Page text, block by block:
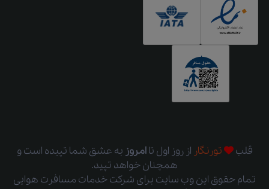
قلب تورنگار از روز اول تاامروز به عشق شما تپیده است و
همچنان خواهد تپید.
تمام حقوق این وب سایت برای شرکت خدمات مسافرت هوایی